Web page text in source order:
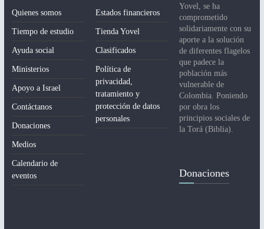
Quienes somos
Tiempo de estudio
Ayuda social
Ministerios
Apoyo a Israel
Contáctanos
Donaciones
Medios
Calendario de
eventos
Estados financieros
Tienda Yovel
Clasificados
Política de
privacidad,
tratamiento y
protección de datos
personales
Yovel, se ha
comprometido
solidariamente con su
aporte a la solución
de diferentes flagelos
que padece la
población más
vulnerable de
Colombia. Poniendo
por obra los
principios sociales de
la Torá (Biblia).
Donaciones